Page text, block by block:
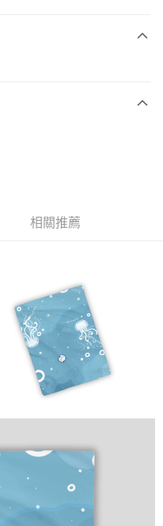
戶可立即使用無須另外申請。
立後會自動跳轉到大哥付的交易
、繳款截止日，確認付款後即完
後續交易確認頁面所載為準。
遇審核未通過，訂單將自動取
達大哥付你分期系統評分，恕無
條碼／台灣大直營門市／銀行轉
。
（以下簡稱本公司）所提供，讓
」的支付方式。 讓您購物簡單
儲值。
，將跳轉至「AFTEE先享後付」
可完成結帳。
訊。
訊中的連結，可透過四大超商／
視為交易完成。
，但若您需要取消訂單，請聯絡
相關推薦